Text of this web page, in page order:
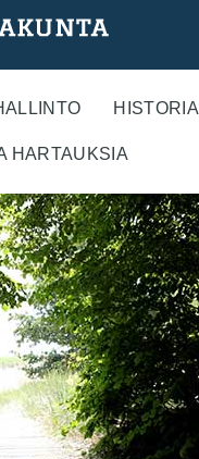
HISTORIA
HARTAUKSIA